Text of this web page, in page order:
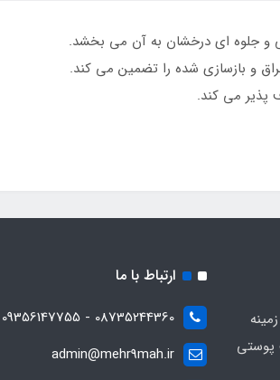
و بازسازی شده را تضمین می کند.
پوستی
ارتباط با ما
08735244360 - 09356147755
admin@mehr9mah.ir